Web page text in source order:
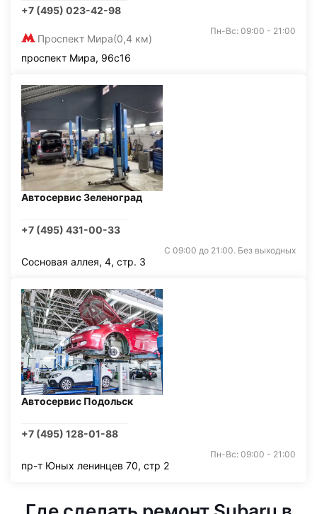
+7 (495) 023-42-98
Проспект Мира(0,4 км)
Пн-Вс: 09:00 - 21:00
проспект Мира, 96с16
Автосервис Зеленоград
+7 (495) 431-00-33
С 09:00 до 21:00. Без выходных
Сосновая аллея, 4, стр. 3
Автосервис Подольск
+7 (495) 128-01-88
Пн-Вс: 09:00 - 21:00
пр-т Юных ленинцев 70, стр 2